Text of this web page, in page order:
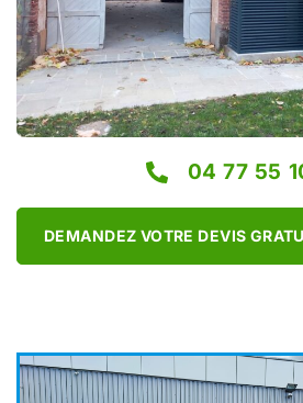
04 77 55
DEMANDEZ VOTRE DEVIS